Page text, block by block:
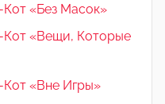
«Без Масок»
Кот «Вещи, Которые
«Вне Игры»